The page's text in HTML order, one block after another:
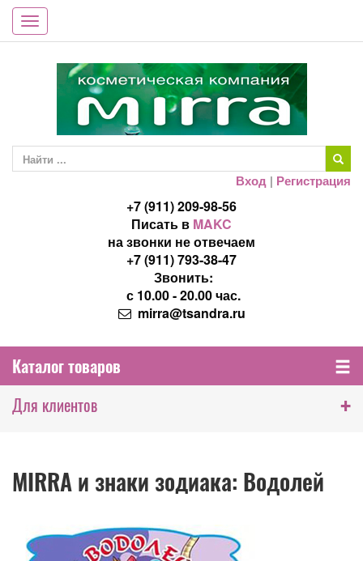
Toggle
navigation
Вход | Регистрация
+7 (911) 209-98-56
Писать в MAKC
на звонки не отвечаем
+7 (911) 793-38-47
Звонить:
с 10.00 - 20.00 час.
mirra@tsandra.ru
Каталог товаров
Для клиентов
+
MIRRA и знаки зодиака: Водолей